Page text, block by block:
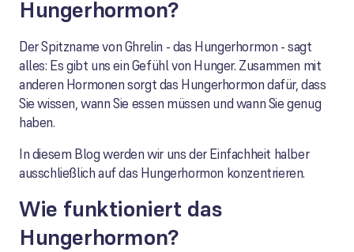
Hungerhormon?
Der Spitzname von Ghrelin - das Hungerhormon - sagt
alles: Es gibt uns ein Gefühl von Hunger. Zusammen mit
anderen Hormonen sorgt das Hungerhormon dafür, dass
Sie wissen, wann Sie essen müssen und wann Sie genug
haben.
In diesem Blog werden wir uns der Einfachheit halber
ausschließlich auf das Hungerhormon konzentrieren.
Wie funktioniert das
Hungerhormon?